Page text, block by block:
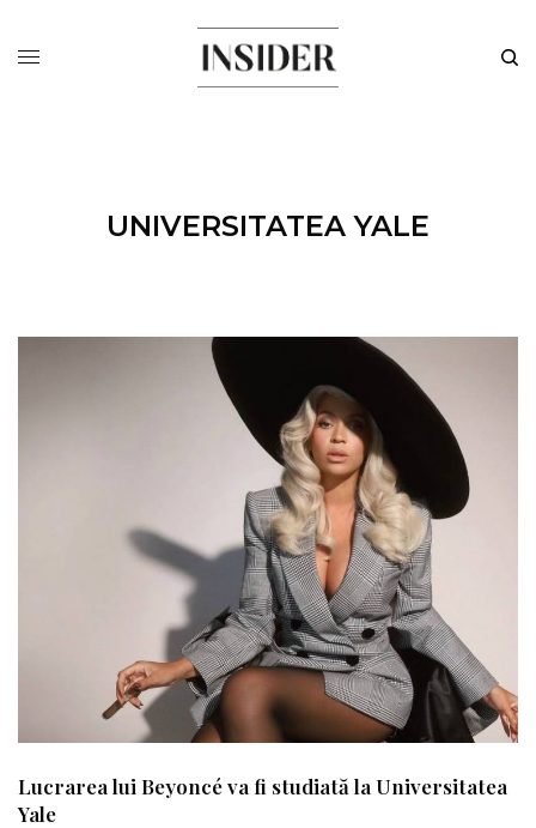
UNIVERSITATEA YALE
Lucrarea lui Beyoncé va fi studiată la Universitatea
Yale